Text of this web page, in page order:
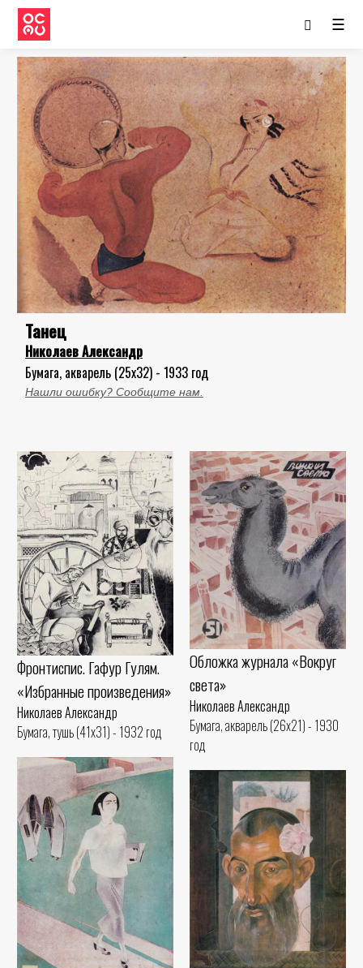
☰
Танец
Николаев Александр
Бумага, акварель (25x32) - 1933 год
Нашли ошибку? Сообщите нам.
Фронтиспис. Гафур Гулям.
«Избранные произведения»
Николаев Александр
Бумага, тушь (41x31) - 1932 год
Обложка журнала «Вокруг
света»
Николаев Александр
Бумага, акварель (26x21) - 1930
год